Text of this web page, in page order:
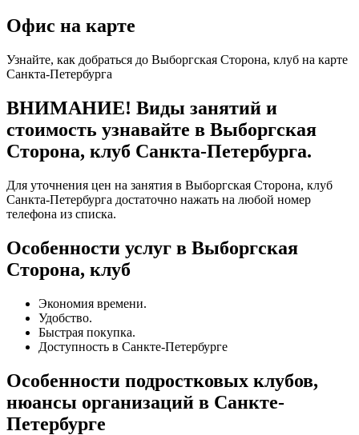
Офис на карте
Узнайте, как добраться до Выборгская Сторона, клуб на карте
Санкта-Петербурга
ВНИМАНИЕ! Виды занятий и
стоимость узнавайте в Выборгская
Сторона, клуб Санкта-Петербурга.
Для уточнения цен на занятия в Выборгская Сторона, клуб
Санкта-Петербурга достаточно нажать на любой номер
телефона из списка.
Особенности услуг в Выборгская
Сторона, клуб
Экономия времени.
Удобство.
Быстрая покупка.
Доступность в Санкте-Петербурге
Особенности подростковых клубов,
нюансы организаций в Санкте-
Петербурге